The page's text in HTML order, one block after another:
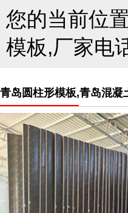
您的当前位置
模板,厂家电
青岛圆柱形模板,青岛混凝